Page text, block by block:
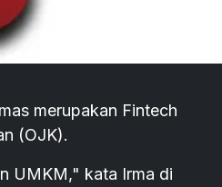
merupakan Fintech
(OJK).
UMKM," kata Irma di